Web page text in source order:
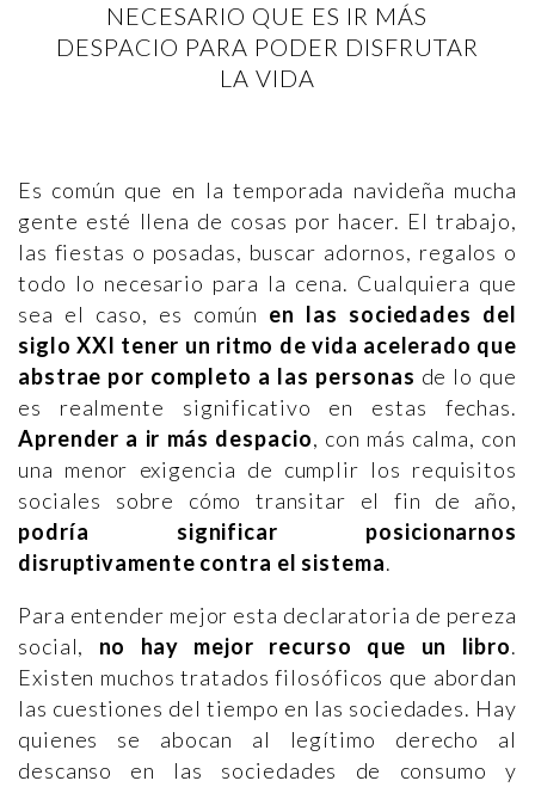
NECESARIO QUE ES IR MÁS
DESPACIO PARA PODER DISFRUTAR
LA VIDA
Es común que en la temporada navideña mucha
gente esté llena de cosas por hacer. El trabajo,
las fiestas o posadas, buscar adornos, regalos o
todo lo necesario para la cena. Cualquiera que
sea el caso, es común en las sociedades del
siglo XXI tener un ritmo de vida acelerado que
abstrae por completo a las personas de lo que
es realmente significativo en estas fechas.
Aprender a ir más despacio, con más calma, con
una menor exigencia de cumplir los requisitos
sociales sobre cómo transitar el fin de año,
podría significar posicionarnos
disruptivamente contra el sistema.
Para entender mejor esta declaratoria de pereza
social, no hay mejor recurso que un libro.
Existen muchos tratados filosóficos que abordan
las cuestiones del tiempo en las sociedades. Hay
quienes se abocan al legítimo derecho al
descanso en las sociedades de consumo y